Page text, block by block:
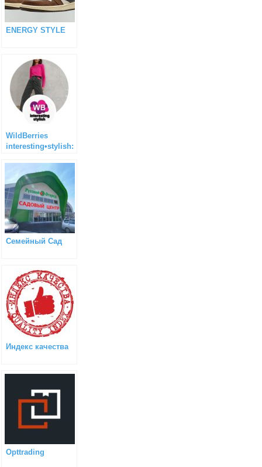
ENERGY STYLE
WildBerries
interesting•stylish:
Семейный Сад
Индекс качества
Opttrading